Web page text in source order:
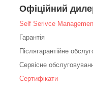
Офіційний
Self Serivce
Гарантія
Післягарантійне
Сервісне
Сертифікати